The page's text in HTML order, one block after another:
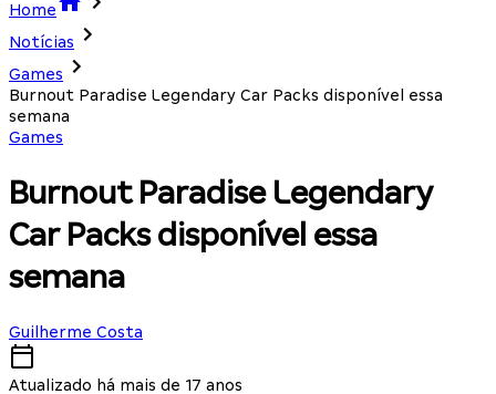
Home
Notícias
Games
Burnout Paradise Legendary Car Packs disponível essa
semana
Games
Burnout Paradise Legendary
Car Packs disponível essa
semana
Guilherme Costa
Atualizado há mais de 17 anos